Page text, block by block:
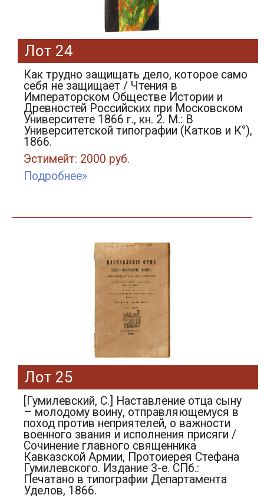
Лот 24
Как трудно защищать дело, которое само
себя не защищает / Чтения в
Императорском Обществе Истории и
Древностей Российских при Московском
Университете 1866 г., кн. 2. М.: В
Университетской типографии (Катков и К°),
1866.
Эстимейт: 2000 руб.
Подробнее»
Лот 25
[Гумилевский, С.] Наставление отца сыну
– молодому воину, отправляющемуся в
поход против неприятелей, о важности
военного звания и исполнения присяги /
Сочинение главного священника
Кавказской Армии, Протоиерея Стефана
Гумилевского. Издание 3-е. СПб.:
Печатано в типографии Департамента
Уделов, 1866.